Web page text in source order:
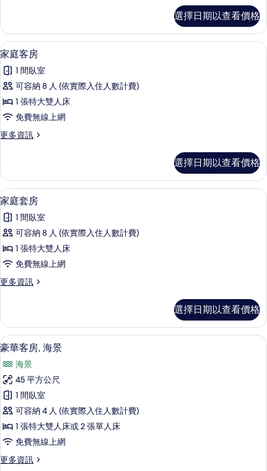
有
相
片
客
房
(King/Twin)
的
詳
情
選擇日期以查看價格
顯
示
家
庭
客
房
的
有
相
片
家庭客房 | 羽絨被、迷你吧、客房內保
7
家庭客房
1 間臥室
可容納 8 人 (依實際入住人數計費)
1 張特大雙人床
免費無線上網
更多資訊
更
客
房
的
詳
情
選擇日期以查看價格
顯
示
家
庭
套
房
的
有
相
片
羽絨被、迷你吧、客房內保險箱、書桌
11
家庭套房
1 間臥室
可容納 8 人 (依實際入住人數計費)
1 張特大雙人床
免費無線上網
更多資訊
更
套
房
的
情
選擇日期以查看價格
顯
示
豪
華
客
房,
海
景
的
羽絨被、迷你吧、客房內保險箱、書桌
5
豪華客房, 海景
海景
45 平方公尺
1 間臥室
可容納 4 人 (依實際入住人數計費)
1 張特大雙人床或 2 張單人床
免費無線上網
更多資訊
更